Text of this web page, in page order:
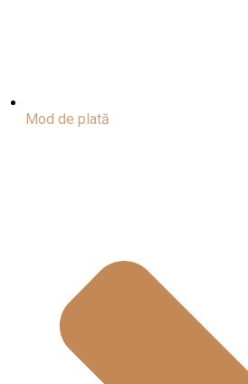
Mod de plată